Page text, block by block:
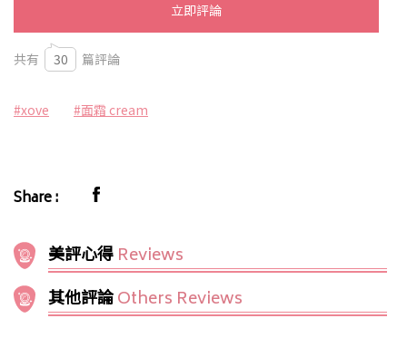
立即評論
共有 30 篇評論
#xove #面霜 cream
Share :
美評心得 Reviews
其他評論Others Reviews